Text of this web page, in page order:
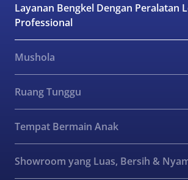
Layanan Bengkel Dengan Peralatan
Professional
Mushola
Ruang Tunggu
Tempat Bermain Anak
Showroom yang Luas, Bersih &